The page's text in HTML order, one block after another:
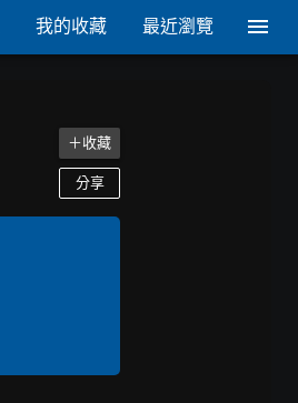
我的收藏 最近瀏覽
＋收藏
分享